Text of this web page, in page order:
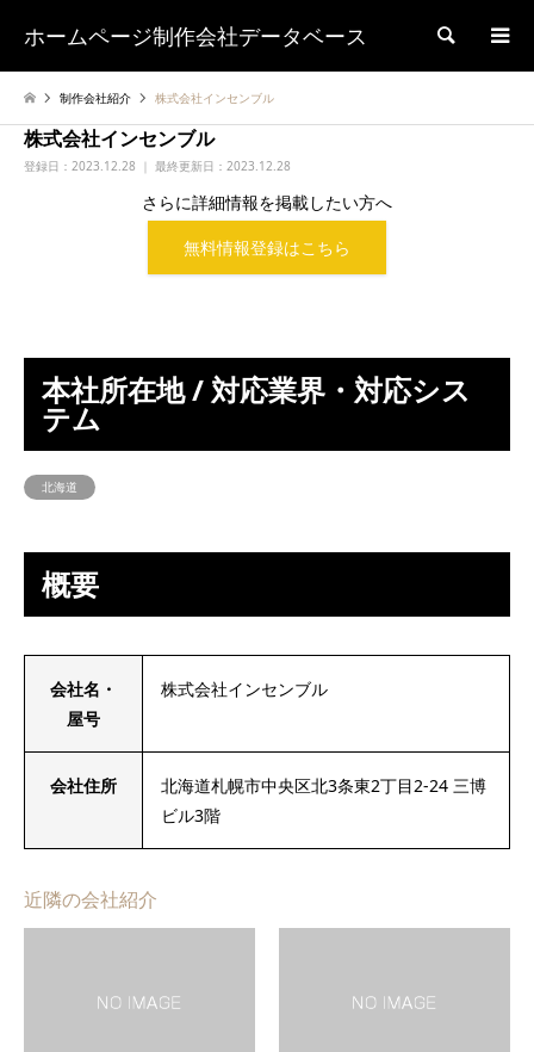
ホームページ制作会社データベース 検索
制作会社紹介 株式会社インセンブル
株式会社インセンブル
登録日： 2023.12.28 ｜ 最終更新日：2023.12.28
さらに詳細情報を掲載したい方へ
無料情報登録はこちら
本社所在地 / 対応業界・対応シス
テム
北海道
概要
会社名・
屋号
株式会社インセンブル
会社住所
北海道札幌市中央区北3条東2丁目2-24 三博
ビル3階
近隣の会社紹介